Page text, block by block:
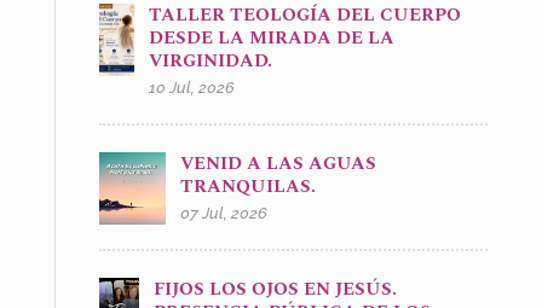
TALLER TEOLOGÍA DEL CUERPO
DESDE LA MIRADA DE LA
VIRGINIDAD.
10 Jul, 2026
VENID A LAS AGUAS
TRANQUILAS.
07 Jul, 2026
FIJOS LOS OJOS EN JESÚS.